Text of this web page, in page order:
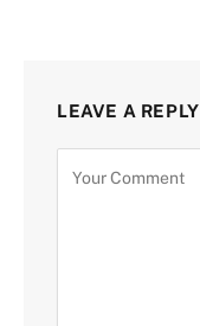
LEAVE A REPLY